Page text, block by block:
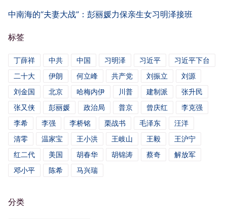
中南海的“夫妻大战”：彭丽媛力保亲生女习明泽接班
标签
丁薛祥 中共 中国 习明泽 习近平
习近平下台
二十大
伊朗 何立峰 共产党 刘振立
刘源
刘金国
北京 哈梅内伊 川普 建制派
张升民
张又侠
彭丽媛 政治局 普京 曾庆红
李克强
李希
李强 李桥铭 栗战书 毛泽东
汪洋
清零
温家宝 王小洪 王岐山 王毅
王沪宁
红二代
美国 胡春华 胡锦涛 蔡奇
解放军
邓小平
陈希 马兴瑞
分类